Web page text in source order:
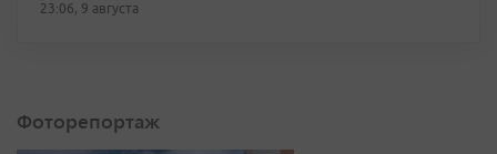
23:06, 9 августа
Фоторепортаж